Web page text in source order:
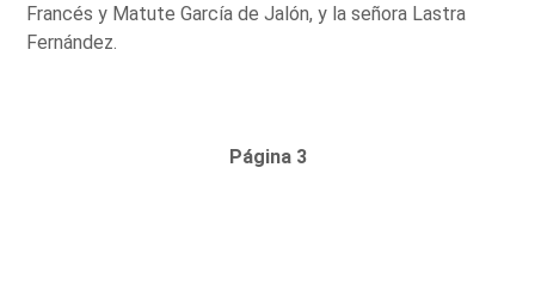
Francés y Matute García de Jalón, y la señora Lastra
Fernández.
Página 3